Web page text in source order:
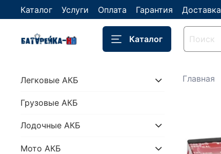
Каталог Услуги Оплата Гарантия Доставка
Каталог
Главная
Легковые АКБ
Грузовые АКБ
Лодочные АКБ
Мото АКБ